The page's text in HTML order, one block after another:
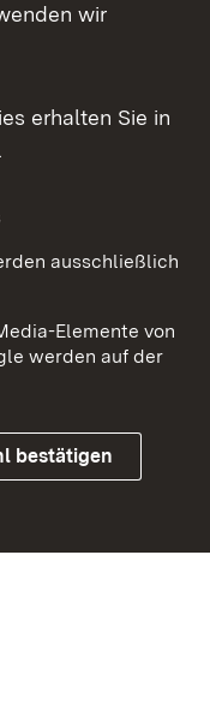
wir
erhalten Sie in
.
ausschließlich
Elemente von
werden auf der
bestätigen